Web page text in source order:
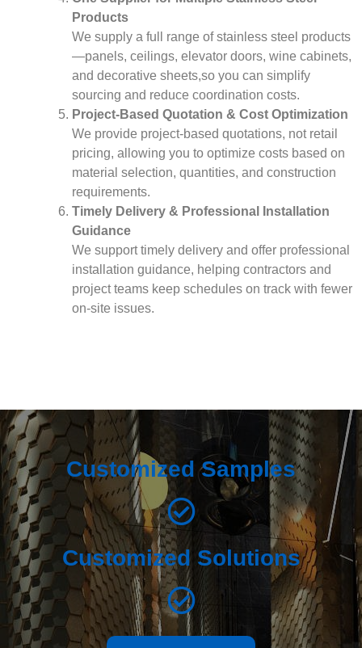
Products
We supply a full range of stainless steel products
—panels, ceilings, elevator doors, wine cabinets,
and decorative sheets,so you can simplify
sourcing and reduce coordination costs.
Project-Based Quotation & Cost Optimization
We provide project-based quotations, not retail
pricing, allowing you to optimize costs based on
material selection, quantities, and construction
requirements.
Timely Delivery & Professional Installation
Guidance
We support timely delivery and offer professional
installation guidance, helping contractors and
project teams keep schedules on track with fewer
on-site issues.
Customized Samples
Customized Solutions